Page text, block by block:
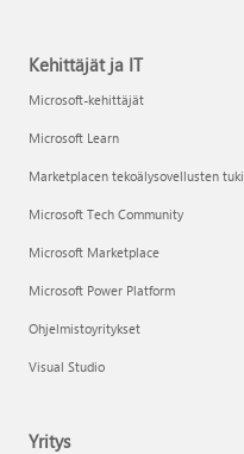
Kehittäjät ja IT
Microsoft-kehittäjät
Microsoft Learn
Marketplacen tekoälysovellusten tuki
Microsoft Tech Community
Microsoft Marketplace
Microsoft Power Platform
Ohjelmistoyritykset
Visual Studio
Yritys